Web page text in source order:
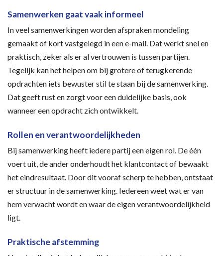
Samenwerken gaat vaak informeel
In veel samenwerkingen worden afspraken mondeling
gemaakt of kort vastgelegd in een e-mail. Dat werkt snel en
praktisch, zeker als er al vertrouwen is tussen partijen.
Tegelijk kan het helpen om bij grotere of terugkerende
opdrachten iets bewuster stil te staan bij de samenwerking.
Dat geeft rust en zorgt voor een duidelijke basis, ook
wanneer een opdracht zich ontwikkelt.
Rollen en verantwoordelijkheden
Bij samenwerking heeft iedere partij een eigen rol. De één
voert uit, de ander onderhoudt het klantcontact of bewaakt
het eindresultaat. Door dit vooraf scherp te hebben, ontstaat
er structuur in de samenwerking. Iedereen weet wat er van
hem verwacht wordt en waar de eigen verantwoordelijkheid
ligt.
Praktische afstemming